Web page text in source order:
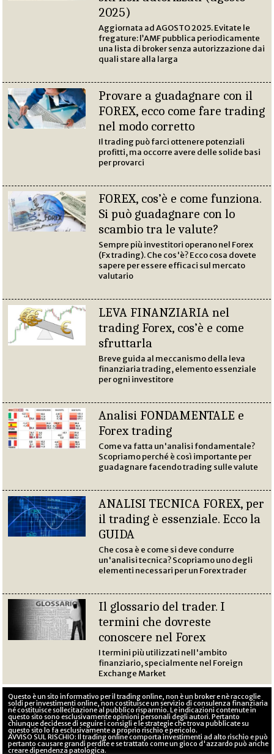
2025)
Aggiornata ad AGOSTO 2025. Evitate le
fregature: l’AMF pubblica periodicamente
una lista di broker senza autorizzazione dai
quali stare alla larga
Provare a guadagnare con il
FOREX, ecco come fare trading
nel modo corretto
Il trading può farci ottenere potenziali
profitti, ma occorre avere delle solide basi
per provarci
FOREX, cos’è e come funziona.
Si può guadagnare con lo
scambio tra le valute?
Sempre più investitori operano nel Forex
(Fx trading). Che cos'è? Ecco cosa dovete
sapere per essere efficaci sul mercato
valutario
LEVA FINANZIARIA nel
trading Forex, cos’è e come
sfruttarla
Breve guida al meccanismo della leva
finanziaria trading, elemento essenziale
per ogni investitore
Analisi FONDAMENTALE e
Forex trading
Come va fatta un'analisi fondamentale?
Scopriamo perché è così importante per
guadagnare facendo trading sulle valute
ANALISI TECNICA FOREX, per
il trading è essenziale. Ecco la
GUIDA
Che cosa è e come si deve condurre
un'analisi tecnica? Scopriamo uno degli
elementi necessari per un Forex trader
Il glossario del trader. I
termini che dovreste
conoscere nel Forex
I termini più utilizzati nell'ambito
finanziario, specialmente nel Foreign
Exchange Market
Questo è un sito informativo per il trading online, non è un broker e nè raccoglie
soldi per investimenti online, non costituisce un servizio di consulenza finanziaria
né costituisce sollecitazione al pubblico risparmio. Le indicazioni contenute in
questo sito sono esclusivamente opinioni personali degli autori. Pertanto
chiunque decidesse di seguire i consigli e le strategie che trova pubblicate su
questo sito lo fa esclusivamente a proprio rischio e pericolo.
AVVISO SUL RISCHIO: Il trading online comporta investimenti ad alto rischio e può
pertanto causare grandi perdite e se trattato come un gioco d'azzardo può anche
creare dipendenza patologica.